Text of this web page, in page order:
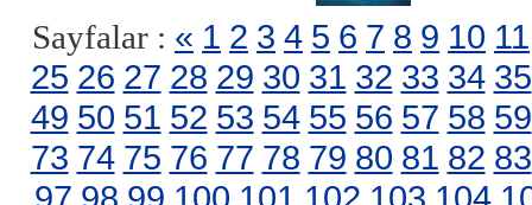
Sayfalar : « 1 2 3 4 5 6 7 8 9 10 11
25 26 27 28 29 30 31 32 33 34 35
49 50 51 52 53 54 55 56 57 58 59
73 74 75 76 77 78 79 80 81 82 83